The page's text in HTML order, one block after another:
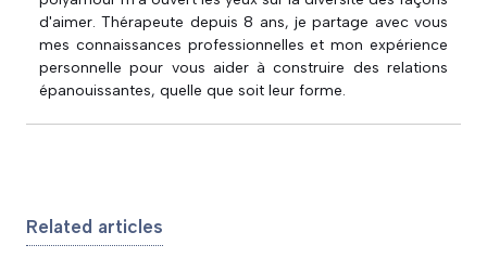
d'aimer. Thérapeute depuis 8 ans, je partage avec vous
mes connaissances professionnelles et mon expérience
personnelle pour vous aider à construire des relations
épanouissantes, quelle que soit leur forme.
Related articles